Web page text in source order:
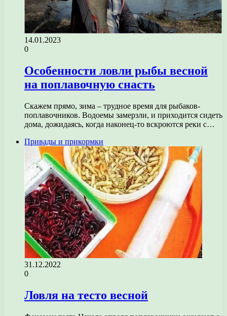
14.01.2023
0
Особенности ловли рыбы весной
на поплавочную снасть
Скажем прямо, зима – трудное время для рыбаков-
поплавочников. Водоемы замерзли, и приходится сидеть
дома, дожидаясь, когда наконец-то вскроются реки с…
Привады и прикормки
31.12.2022
0
Ловля на тесто весной